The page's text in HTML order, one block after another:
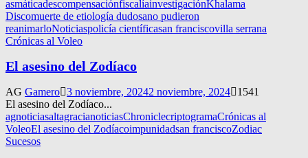
asmáticadescompensaciónfiscalíainvestigaciónKhalama
Discomuerte de etiología dudosano pudieron
reanimarloNoticiaspolicía científicasan franciscovilla serrana
Crónicas al Voleo
El asesino del Zodíaco
AG Gamero 3 noviembre, 20242 noviembre, 2024
1541
El asesino del Zodíaco...
agnoticiasaltagracianoticiasChroniclecriptogramaCrónicas al
VoleoEl asesino del Zodíacoimpunidadsan franciscoZodiac
Sucesos